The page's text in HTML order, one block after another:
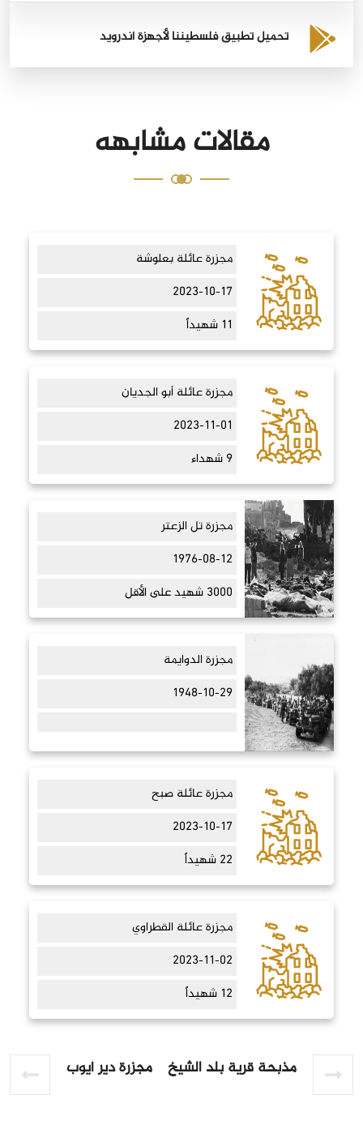
تحميل تطبيق فلسطيننا لأجهزة أندرويد
مقالات مشابهه
مجزرة عائلة بعلوشة
2023-10-17
11 شهيداً
مجزرة عائلة أبو الجديان
2023-11-01
9 شهداء
مجزرة تل الزعتر
1976-08-12
3000 شهيد على الأقل
مجزرة الدوايمة
1948-10-29
مجزرة عائلة صبح
2023-10-17
22 شهيداً
مجزرة عائلة القطراوي
2023-11-02
12 شهيداً
مذبحة قرية بلد الشيخ مجزرة دير أيوب